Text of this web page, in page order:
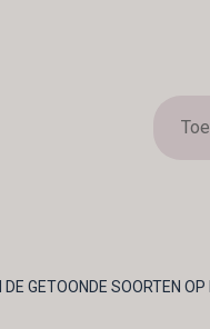
GETOONDE SOORTEN OP